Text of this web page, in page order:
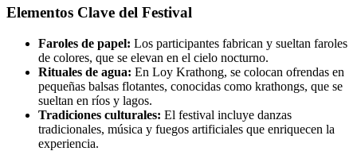
Elementos Clave del Festival
Faroles de papel: Los participantes fabrican y sueltan faroles
de colores, que se elevan en el cielo nocturno.
Rituales de agua: En Loy Krathong, se colocan ofrendas en
pequeñas balsas flotantes, conocidas como krathongs, que se
sueltan en ríos y lagos.
Tradiciones culturales: El festival incluye danzas
tradicionales, música y fuegos artificiales que enriquecen la
experiencia.